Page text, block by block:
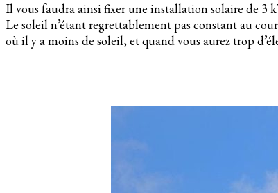
Il vous faudra ainsi fixer une installation solaire de 3
Le soleil n’étant regrettablement pas constant au
où il y a moins de soleil, et quand vous aurez trop